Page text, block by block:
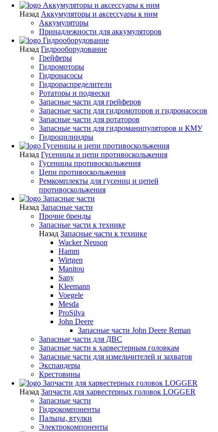
Аккумуляторы и аксессуары к ним
Назад Аккумуляторы и аксессуары к ним
Аккумуляторы
Принадлежности для аккумуляторов
Гидрооборудование
Назад Гидрооборудование
Грейферы
Гидромоторы
Гидронасосы
Гидрораспределители
Ротаторы и подвески
Запасные части для грейферов
Запасные части для гидромоторов и гидронасосов
Запасные части для ротаторов
Запасные части для гидроманипуляторов и КМУ
Гидроцилиндры
Гусеницы и цепи противоскольжения
Назад Гусеницы и цепи противоскольжения
Гусеницы противоскольжения
Цепи противоскольжения
Ремкомплекты для гусениц и цепей
противоскольжения
Запасные части
Назад Запасные части
Прочие бренды
Запасные части к технике
Назад Запасные части к технике
Wacker Neuson
Hamm
Wirtgen
Manitou
Sany
Kleemann
Voegele
Mesda
ProSilva
John Deere
Запасные части John Deere Reman
Запасные части для ДВС
Запасные части к харвестерным головкам
Запасные части для измельчителей и захватов
Экспандеры
Крестовины
Запчасти для харвестерных головок LOGGER
Назад Запчасти для харвестерных головок LOGGER
Запасные части
Гидрокомпоненты
Пальцы, втулки
Электрокомпоненты